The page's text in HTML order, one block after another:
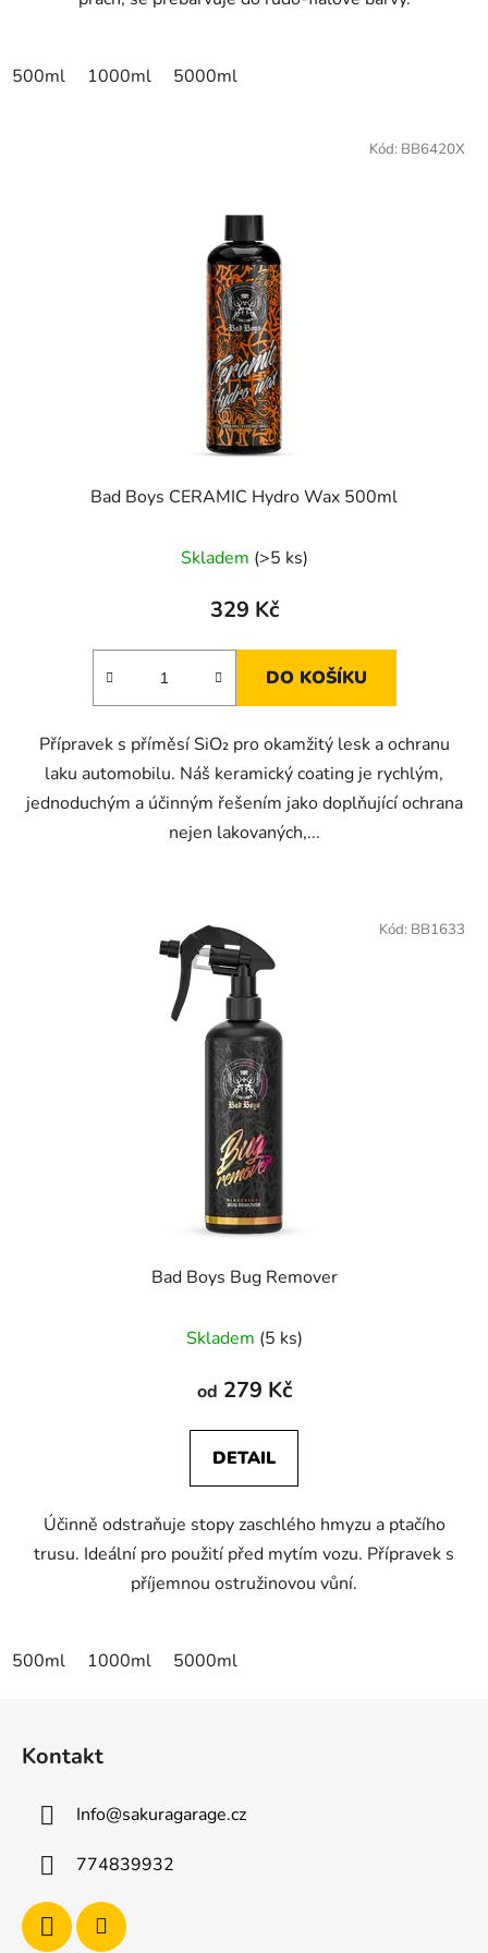
500ml 1000ml 5000ml
Bad Boys CERAMIC Hydro Wax 500ml
Skladem (>5 ks)
329 Kč
DO KOŠÍKU
Přípravek s příměsí SiO₂ pro okamžitý lesk a ochranu
laku automobilu. Náš keramický coating je rychlým,
jednoduchým a účinným řešením jako doplňující ochrana
nejen lakovaných,...
Kód: BB6420X
Bad Boys Bug Remover
hodnocení
produktu
5,0
z
hvězdiček.
Skladem (5 ks)
od 279 Kč
DETAIL
Účinně odstraňuje stopy zaschlého hmyzu a ptačího
trusu. Ideální pro použití před mytím vozu. Přípravek s
příjemnou ostružinovou vůní.
500ml 1000ml 5000ml
Kód: BB1633
Kontakt
Info@sakuragarage.cz
774839932